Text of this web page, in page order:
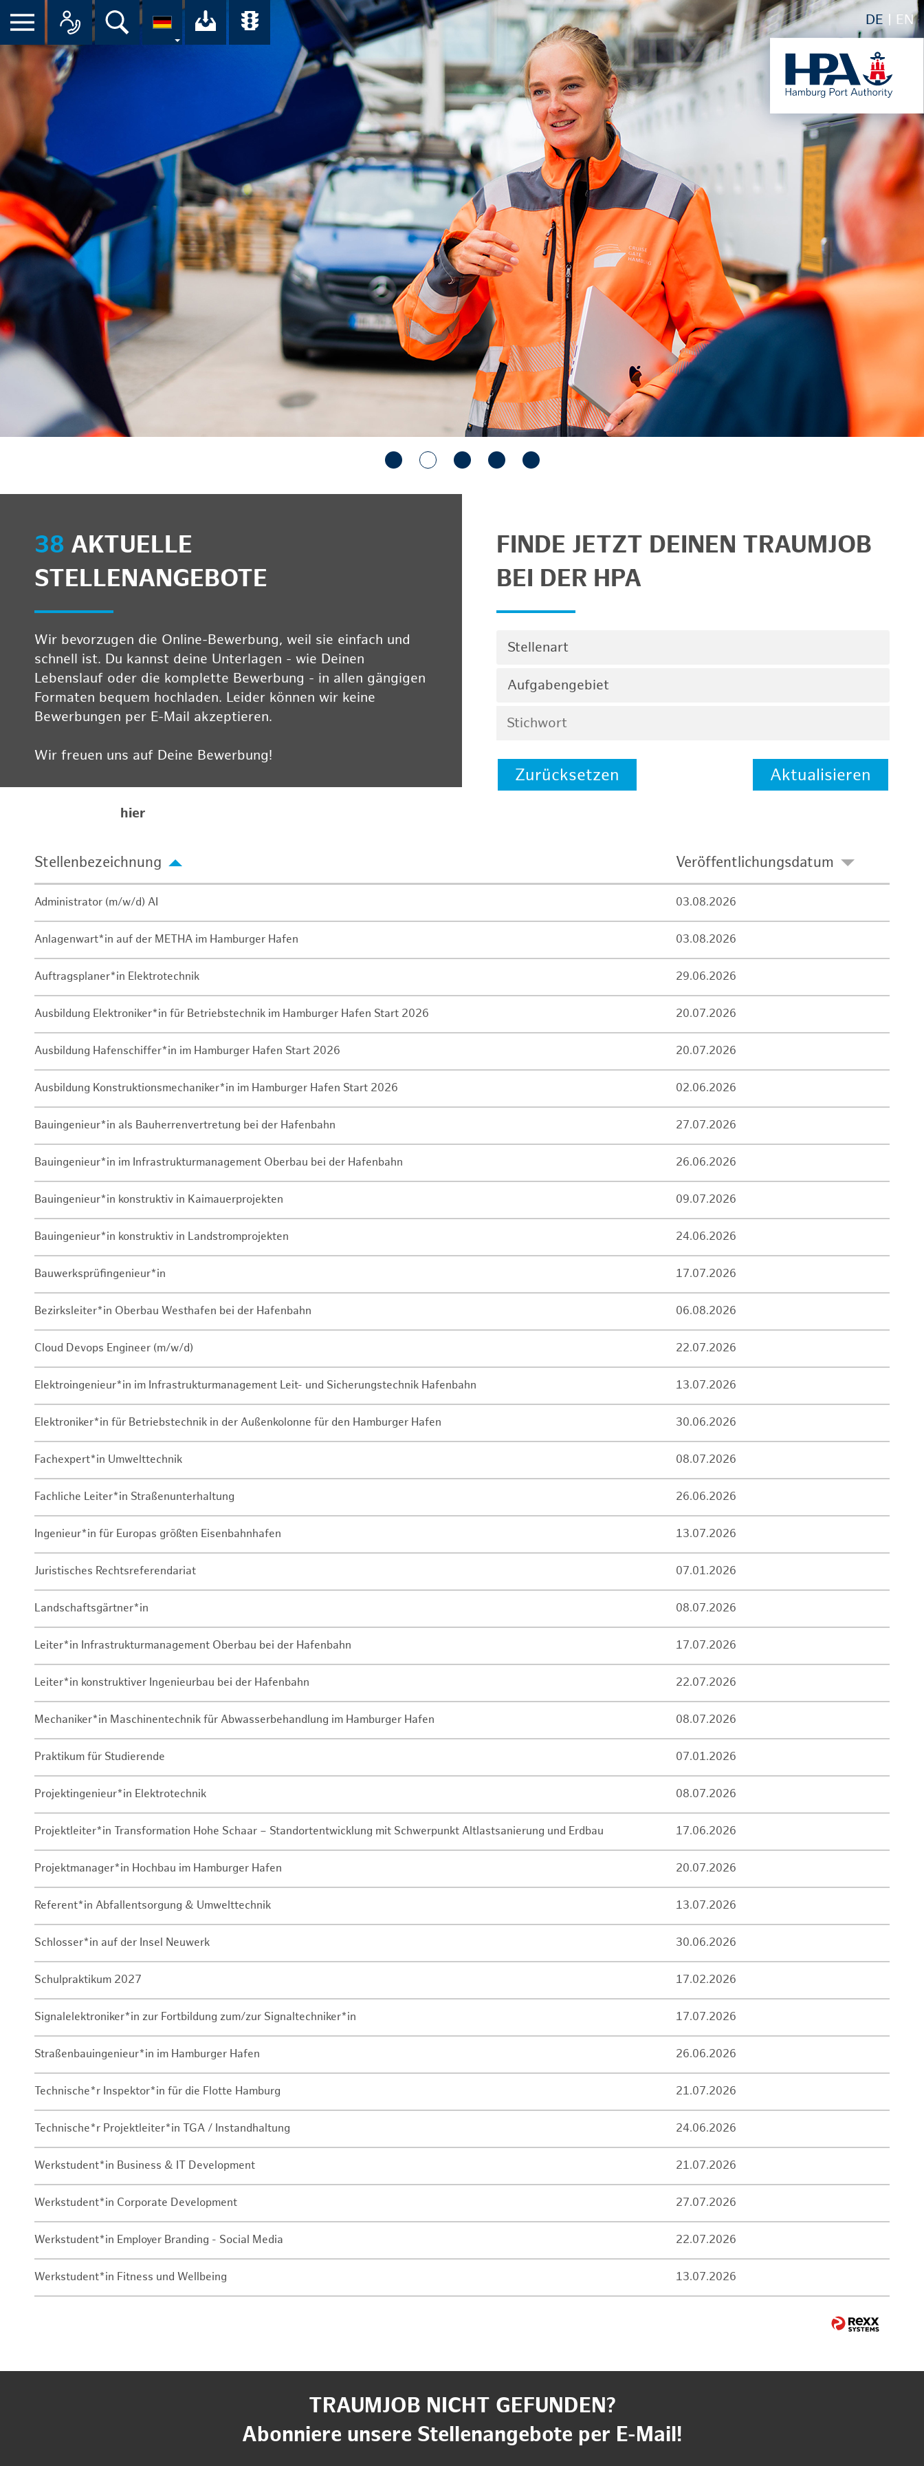
DE EN
Suche Ihr Download-Center der HPA
Übersicht aller Verkehrsmeldungen im Hafen am
38 AKTUELLE
STELLENANGEBOTE
Wir bevorzugen die Online-Bewerbung, weil sie einfach und
schnell ist. Du kannst deine Unterlagen - wie Deinen
Lebenslauf oder die komplette Bewerbung - in allen gängigen
Formaten bequem hochladen. Leider können wir keine
Bewerbungen per E-Mail akzeptieren.
Wir freuen uns auf Deine Bewerbung!
hier
FINDE JETZT DEINEN TRAUMJOB
BEI DER HPA
Stellenart
Aufgabengebiet
Zurücksetzen Aktualisieren
Stellenbezeichnung Veröffentlichungsdatum
Administrator (m/w/d) AI 03.08.2026
Anlagenwart*in auf der METHA im Hamburger Hafen 03.08.2026
Auftragsplaner*in Elektrotechnik 29.06.2026
Ausbildung Elektroniker*in für Betriebstechnik im Hamburger Hafen Start 2026 20.07.2026
Ausbildung Hafenschiffer*in im Hamburger Hafen Start 2026 20.07.2026
Ausbildung Konstruktionsmechaniker*in im Hamburger Hafen Start 2026 02.06.2026
Bauingenieur*in als Bauherrenvertretung bei der Hafenbahn 27.07.2026
Bauingenieur*in im Infrastrukturmanagement Oberbau bei der Hafenbahn 26.06.2026
Bauingenieur*in konstruktiv in Kaimauerprojekten 09.07.2026
Bauingenieur*in konstruktiv in Landstromprojekten 24.06.2026
Bauwerksprüfingenieur*in 17.07.2026
Bezirksleiter*in Oberbau Westhafen bei der Hafenbahn 06.08.2026
Cloud Devops Engineer (m/w/d) 22.07.2026
Elektroingenieur*in im Infrastrukturmanagement Leit- und Sicherungstechnik Hafenbahn 13.07.2026
Elektroniker*in für Betriebstechnik in der Außenkolonne für den Hamburger Hafen 30.06.2026
Fachexpert*in Umwelttechnik 08.07.2026
Fachliche Leiter*in Straßenunterhaltung 26.06.2026
Ingenieur*in für Europas größten Eisenbahnhafen 13.07.2026
Juristisches Rechtsreferendariat 07.01.2026
Landschaftsgärtner*in 08.07.2026
Leiter*in Infrastrukturmanagement Oberbau bei der Hafenbahn 17.07.2026
Leiter*in konstruktiver Ingenieurbau bei der Hafenbahn 22.07.2026
Mechaniker*in Maschinentechnik für Abwasserbehandlung im Hamburger Hafen 08.07.2026
Praktikum für Studierende 07.01.2026
Projektingenieur*in Elektrotechnik 08.07.2026
Projektleiter*in Transformation Hohe Schaar – Standortentwicklung mit Schwerpunkt Altlastsanierung und Erdbau 17.06.2026
Projektmanager*in Hochbau im Hamburger Hafen 20.07.2026
Referent*in Abfallentsorgung & Umwelttechnik 13.07.2026
Schlosser*in auf der Insel Neuwerk 30.06.2026
Schulpraktikum 2027 17.02.2026
Signalelektroniker*in zur Fortbildung zum/zur Signaltechniker*in 17.07.2026
Straßenbauingenieur*in im Hamburger Hafen 26.06.2026
Technische*r Inspektor*in für die Flotte Hamburg 21.07.2026
Technische*r Projektleiter*in TGA / Instandhaltung 24.06.2026
Werkstudent*in Business & IT Development 21.07.2026
Werkstudent*in Corporate Development 27.07.2026
Werkstudent*in Employer Branding - Social Media 22.07.2026
Werkstudent*in Fitness und Wellbeing 13.07.2026
TRAUMJOB NICHT GEFUNDEN?
Abonniere unsere Stellenangebote per E-Mail!